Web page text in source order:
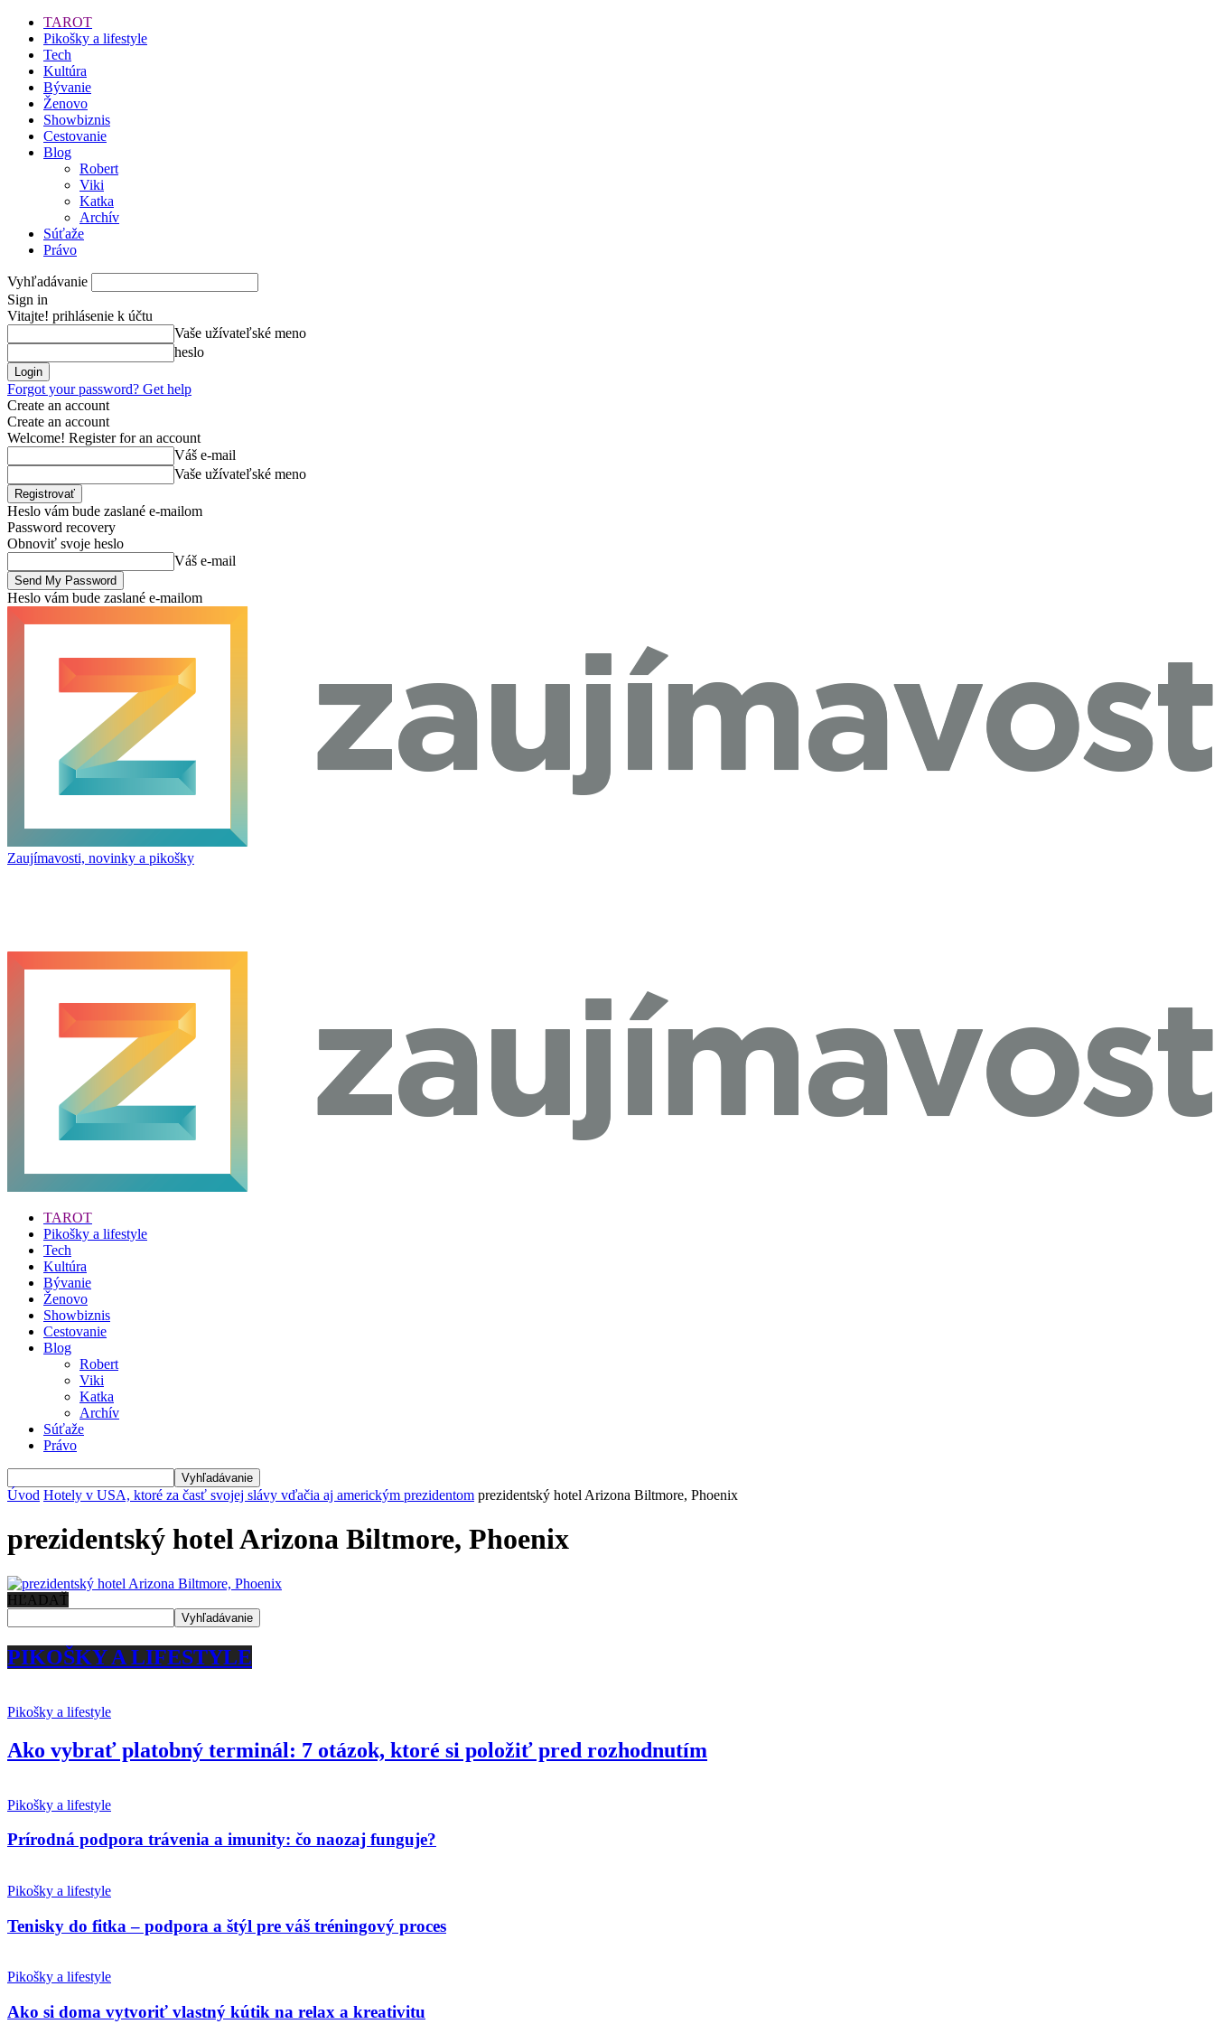
TAROT
Pikošky a lifestyle
Tech
Kultúra
Bývanie
Ženovo
Showbiznis
Cestovanie
Blog
Robert
Viki
Katka
Archív
Súťaže
Právo
Vyhľadávanie
Sign in
Vitajte! prihlásenie k účtu
Vaše užívateľské meno
heslo
Forgot your password? Get help
Create an account
Create an account
Welcome! Register for an account
Váš e-mail
Vaše užívateľské meno
Heslo vám bude zaslané e-mailom
Password recovery
Obnoviť svoje heslo
Váš e-mail
Heslo vám bude zaslané e-mailom
Zaujímavosti, novinky a pikošky
TAROT
Pikošky a lifestyle
Tech
Kultúra
Bývanie
Ženovo
Showbiznis
Cestovanie
Blog
Robert
Viki
Katka
Archív
Súťaže
Právo
Úvod Hotely v USA, ktoré za časť svojej slávy vďačia aj americkým prezidentom prezidentský hotel Arizona Biltmore, Phoenix
prezidentský hotel Arizona Biltmore, Phoenix
HĽADAŤ
PIKOŠKY A LIFESTYLE
Pikošky a lifestyle
Ako vybrať platobný terminál: 7 otázok, ktoré si položiť pred rozhodnutím
Pikošky a lifestyle
Prírodná podpora trávenia a imunity: čo naozaj funguje?
Pikošky a lifestyle
Tenisky do fitka – podpora a štýl pre váš tréningový proces
Pikošky a lifestyle
Ako si doma vytvoriť vlastný kútik na relax a kreativitu